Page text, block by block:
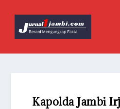
Kapolda Jambi